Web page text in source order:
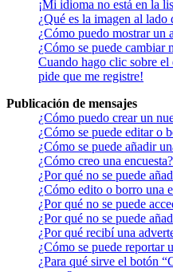
¡Mi idioma no está en la
¿Qué es la imagen al
¿Cómo puedo mostrar un
¿Cómo se puede cambiar
Cuando hago clic sobre el
pide que me registre!
Publicación de mensajes
¿Cómo puedo crear un
¿Cómo se puede editar o
¿Cómo se puede añadir
¿Cómo creo una encuesta?
¿Por qué no se puede
¿Cómo edito o borro una
¿Por qué no se puede
¿Por qué no se puede
¿Por qué recibí una
¿Cómo se puede reportar
¿Para qué sirve el botón